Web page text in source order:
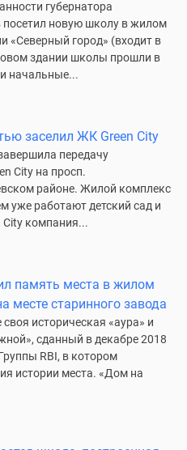
губернатора
посетил новую школу в жилом
«Северный город» (входит в
здании школы прошли в
начальные...
заселил ЖК Green City
передачу
City на просп.
районе. Жилой комплекс
уже работают детский сад и
City компания...
память места в жилом
месте старинного завода
историческая «аура» и
сданный в декабре 2018
RBI, в котором
истории места. «Дом на